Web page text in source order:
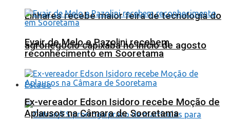
Linhares recebe maior feira de tecnologia do
agronegócio capixaba no início de agosto
Estado
Evair de Melo e Pazolini recebem
reconhecimento em Sooretama
Ex-vereador Edson Isidoro recebe Moção de
Aplausos na Câmara de Sooretama